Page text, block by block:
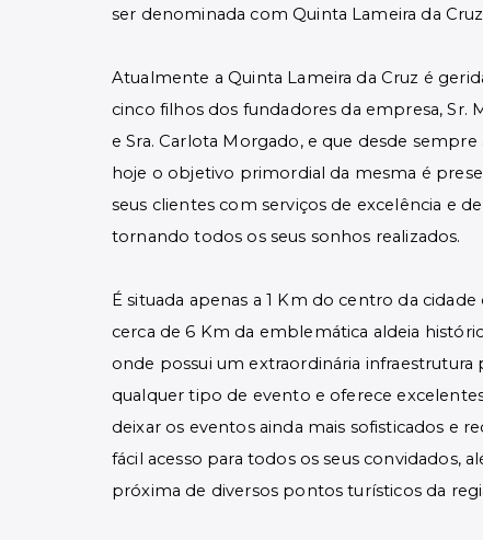
ser denominada com Quinta Lameira da
Atualmente a Quinta Lameira da Cruz é
cinco filhos dos fundadores da empresa, Sr.
e Sra. Carlota Morgado, e que desde sempre
hoje o objetivo primordial da mesma é
seus clientes com serviços de excelência e
tornando todos os seus sonhos realizados.
É situada apenas a 1 Km do centro da cidade
cerca de 6 Km da emblemática aldeia
onde possui um extraordinária infraestrutura
qualquer tipo de evento e oferece
deixar os eventos ainda mais sofisticados e
fácil acesso para todos os seus convidados,
próxima de diversos pontos turísticos da